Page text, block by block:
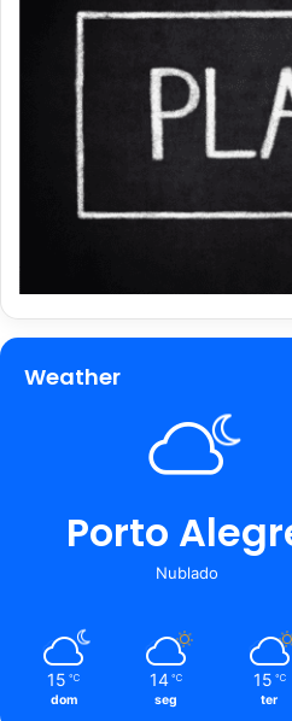
Weather
Porto
Nublado
15 ℃
dom
14 ℃
seg
15 ℃
ter